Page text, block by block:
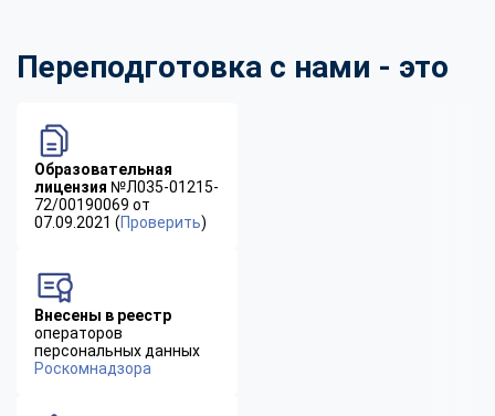
Переподготовка с нами - это
Образовательная
лицензия №Л035-01215-
72/00190069 от
07.09.2021 (Проверить)
Внесены в реестр
операторов
персональных данных
Роскомнадзора